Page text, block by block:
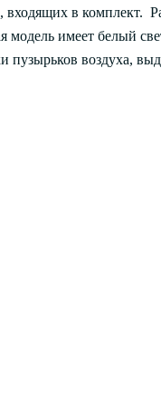
входящих в комплект.
модель имеет белый
пузырьков воздуха,